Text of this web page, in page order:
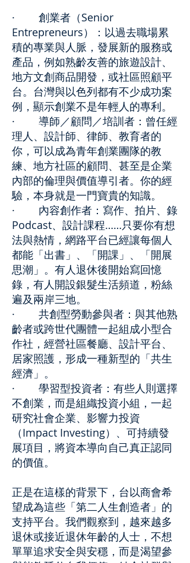
· 創業者（Senior
Entrepreneurs）：以過去職場累
積的專業與人脈，發展新的服務或
產品，例如熟齡友善的旅遊設計、
地方文創商品開發，或社區照顧平
台。台灣與以色列都有不少成功案
例，顯示創業不是年輕人的專利。
· 導師／顧問／培訓者：曾任經
理人、設計師、律師、教育者的
你，可以成為青年創業團隊的教
練、地方社區的顧問、甚至是企業
內部的倫理與價值導引者。你的經
驗，本身就是一門寶貴的知識。
· 內容創作者：寫作、拍片、錄
Podcast、設計課程……只要你有想
法與熱情，網路平台已經讓每個人
都能「出書」、「開課」、「開展
思潮」。有人退休後開始寫回憶
錄，有人開設銀髮生活頻道，粉絲
遍及兩岸三地。
· 共創型勞動參與者：與其他熟
齡者或跨世代團體一起組成小型合
作社，經營社區餐廳、設計平台、
居家照護，形成一種新型的「共生
經濟」。
· 學習型投資者：有些人則選擇
不創業，而是組織投資小組，一起
研究社會企業、影響力投資
（Impact Investing）、可持續發
展項目，將資本導向自己真正認同
的價值。
正是在這樣的背景下，台以商會希
望成為這些「第二人生創造者」的
支持平台。我們觀察到，越來越多
退休或接近退休年齡的人士，不想
單單追求安全與安穩，而是渴望參